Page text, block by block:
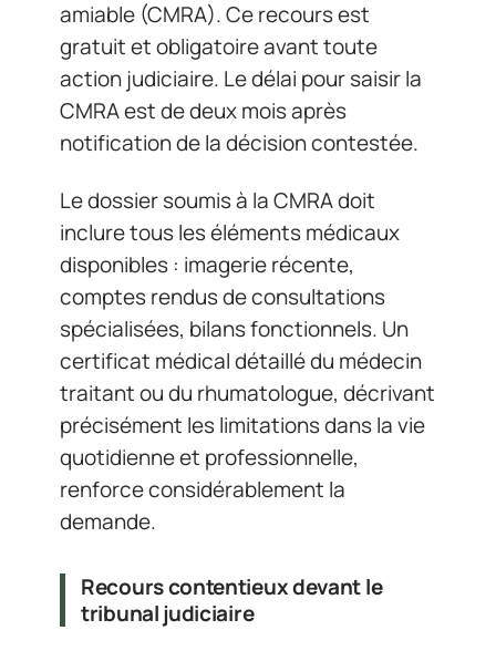
amiable (CMRA). Ce recours est
gratuit et obligatoire avant toute
action judiciaire. Le délai pour saisir la
CMRA est de deux mois après
notification de la décision contestée.
Le dossier soumis à la CMRA doit
inclure tous les éléments médicaux
disponibles : imagerie récente,
comptes rendus de consultations
spécialisées, bilans fonctionnels. Un
certificat médical détaillé du médecin
traitant ou du rhumatologue, décrivant
précisément les limitations dans la vie
quotidienne et professionnelle,
renforce considérablement la
demande.
Recours contentieux devant le
tribunal judiciaire